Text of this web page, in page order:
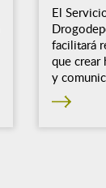
El
facilitará
que crear
y